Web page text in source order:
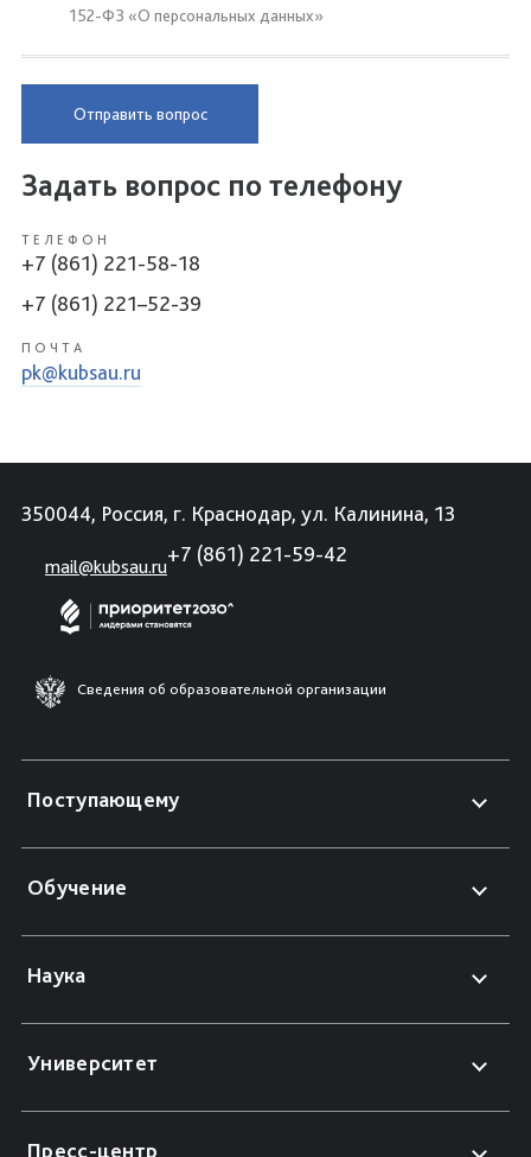
152-ФЗ «О персональных данных»
Отправить вопрос
Задать вопрос по телефону
ТЕЛЕФОН
+7 (861) 221-58-18
+7 (861) 221–52-39
ПОЧТА
pk@kubsau.ru
350044, Россия, г. Краснодар, ул. Калинина, 13
mail@kubsau.ru
+7 (861) 221-59-42
Сведения об образовательной организации
Поступающему
Обучение
Наука
Университет
Пресс-центр